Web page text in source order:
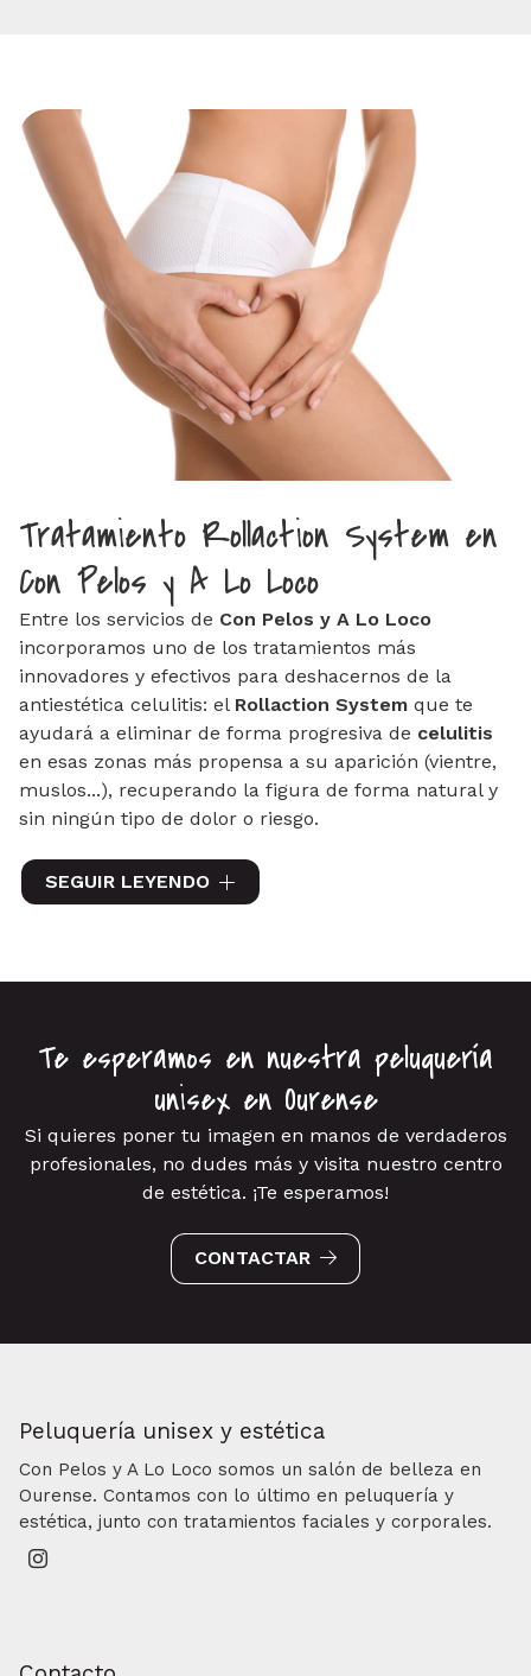
Tratamiento Rollaction System en
Con Pelos y A Lo Loco
Entre los servicios de Con Pelos y A Lo Loco
incorporamos uno de los tratamientos más
innovadores y efectivos para deshacernos de la
antiestética celulitis: el Rollaction System que te
ayudará a eliminar de forma progresiva de celulitis
en esas zonas más propensa a su aparición (vientre,
muslos...), recuperando la figura de forma natural y
sin ningún tipo de dolor o riesgo.
El consigue una
hasta dos tallas
sin necesidad de pérdida de peso,
conseguirás mejorar la circulación, ganando no solo
SEGUIR LEYENDO
Te esperamos en nuestra peluquería
unisex en Ourense
Si quieres poner tu imagen en manos de verdaderos
profesionales, no dudes más y visita nuestro centro
de estética. ¡Te esperamos!
CONTACTAR
Peluquería unisex y estética
Con Pelos y A Lo Loco somos un salón de belleza en
Ourense. Contamos con lo último en peluquería y
estética, junto con tratamientos faciales y corporales.